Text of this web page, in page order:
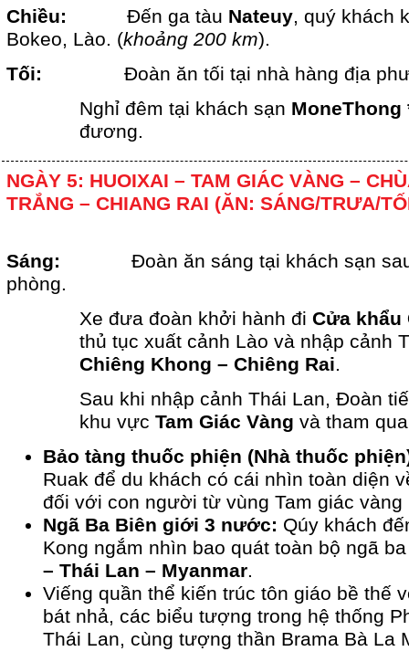
Chiều: Đến ga tàu Nateuy, quý khách
Bokeo, Lào. (khoảng 200 km).
Tối: Đoàn ăn tối tại nhà hàng địa
Nghỉ đêm tại khách sạn MoneThong
đương.
NGÀY 5: HUOIXAI – TAM GIÁC VÀNG –
TRẮNG – CHIANG RAI (ĂN: SÁNG/TRƯA/
Sáng: Đoàn ăn sáng tại khách sạn
phòng.
Xe đưa đoàn khởi hành đi Cửa khẩu
thủ tục xuất cảnh Lào và nhập cảnh
Chiêng Khong – Chiêng Rai.
Sau khi nhập cảnh Thái Lan, Đoàn
khu vực Tam Giác Vàng và tham
Bảo tàng thuốc phiện (Nhà thuốc
Ruak để du khách có cái nhìn toàn diện
đối với con người từ vùng Tam giác
Ngã Ba Biên giới 3 nước: Qúy khách
Kong ngắm nhìn bao quát toàn bộ ngã
– Thái Lan – Myanmar.
Viếng quần thể kiến trúc tôn giáo bề thế
bát nhả, các biểu tượng trong hệ thống
Thái Lan, cùng tượng thần Brama Bà La